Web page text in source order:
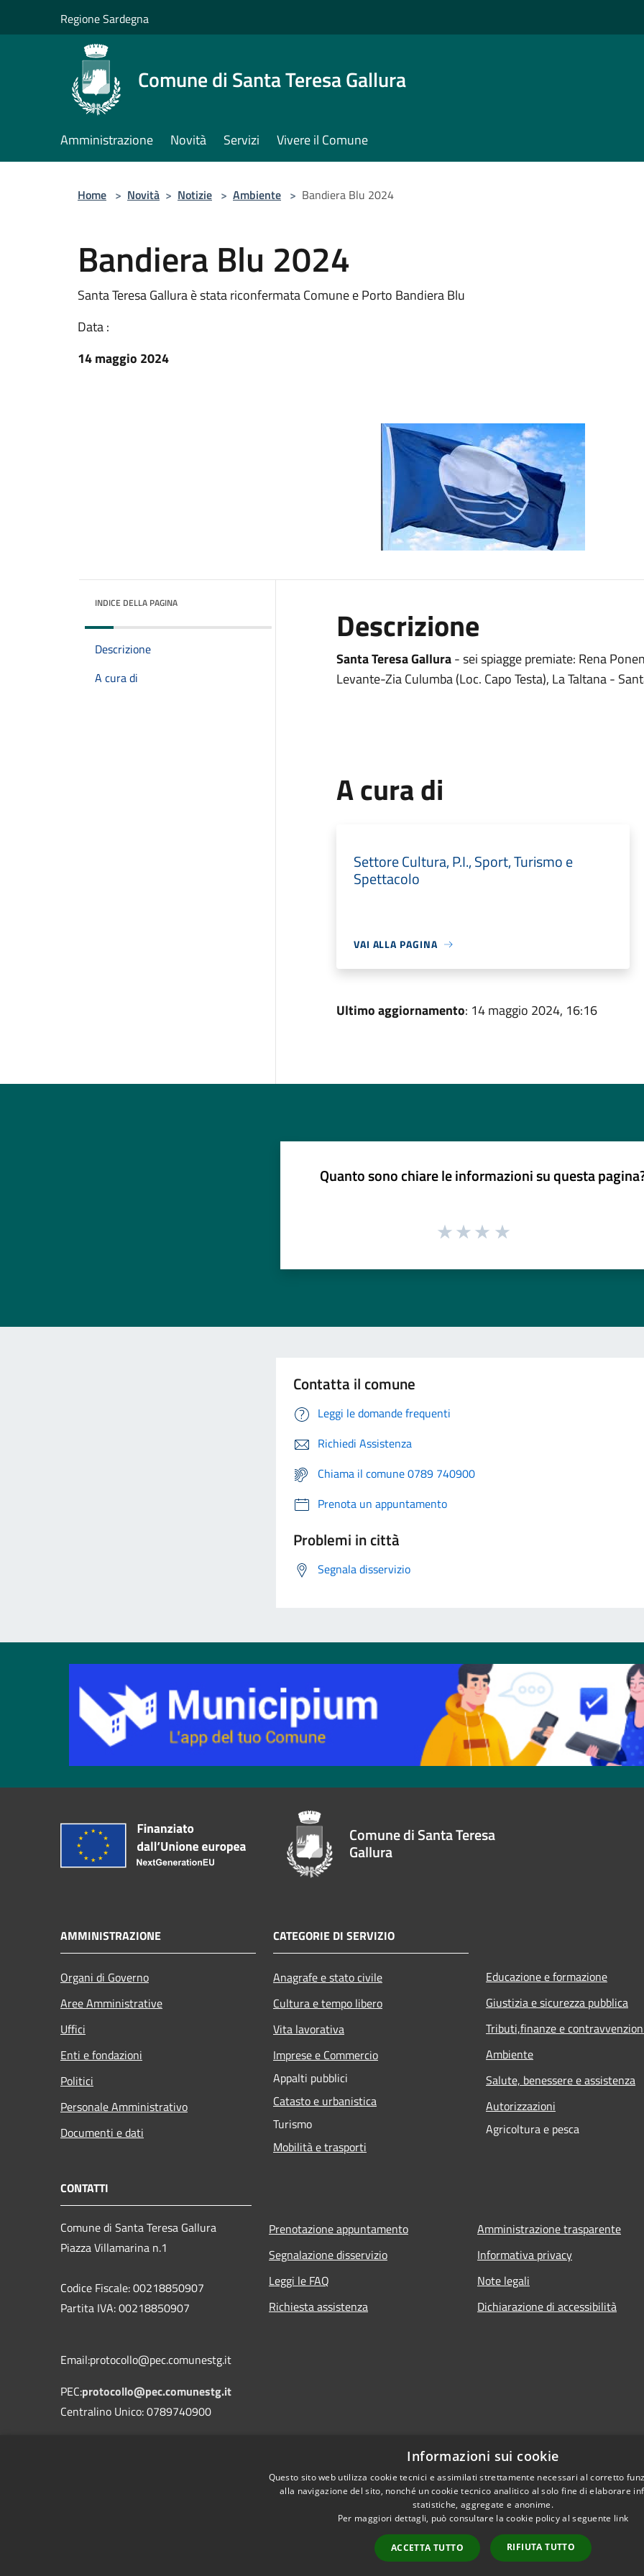
Regione Sardegna
Comune di Santa Teresa Gallura
Amministrazione Novità Servizi Vivere il Comune
Home > Novità > Notizie > Ambiente > Bandiera Blu 2024
Bandiera Blu 2024
Santa Teresa Gallura è stata riconfermata Comune e Porto Bandiera Blu
Data :
14 maggio 2024
INDICE DELLA PAGINA
Descrizione
A cura di
Descrizione
Santa Teresa Gallura- sei spiagge premiate: Rena
Levante-Zia Culumba (Loc. Capo Testa), La Taltana -
A cura di
Settore Cultura, P.I., Sport, Turismo e
Spettacolo
VAI ALLA PAGINA
Ultimo aggiornamento: 14 maggio 2024, 16:16
Quanto sono chiare le informazioni su questa
Contatta il comune
Leggi le domande frequenti
Richiedi Assistenza
Chiama il comune 0789 740900
Prenota un appuntamento
Problemi in città
Segnala disservizio
Comune di Santa Teresa
Gallura
AMMINISTRAZIONE
Organi di Governo
Aree Amministrative
Uffici
Enti e fondazioni
Politici
Personale Amministrativo
Documenti e dati
CATEGORIE DI SERVIZIO
Anagrafe e stato civile
Cultura e tempo libero
Vita lavorativa
Imprese e Commercio
Appalti pubblici
Catasto e urbanistica
Turismo
Mobilità e trasporti
Educazione e formazione
Giustizia e sicurezza pubblica
Tributi,finanze e
Ambiente
Salute, benessere e assistenza
Autorizzazioni
Agricoltura e pesca
CONTATTI
Comune di Santa Teresa Gallura
Piazza Villamarina n.1
Codice Fiscale: 00218850907
Partita IVA: 00218850907
Email:protocollo@pec.comunestg.it
PEC:protocollo@pec.comunestg.it
Centralino Unico: 0789740900
Prenotazione appuntamento
Segnalazione disservizio
Leggi le FAQ
Richiesta assistenza
Amministrazione trasparente
Informativa privacy
Note legali
Dichiarazione di accessibilità
WebMail WebPEC Copyright © 2026 • Comune
Informazioni sui cookie
Questo sito web utilizza cookie tecnici e assimilati strettamente necessari al corretto
alla navigazione del sito, nonché un cookie tecnico analitico al solo fine di elaborare
statistiche, aggregate e anonime.
Per maggiori dettagli, può consultare la cookie policy al seguente link
ACCETTA TUTTO RIFIUTA TUTTO